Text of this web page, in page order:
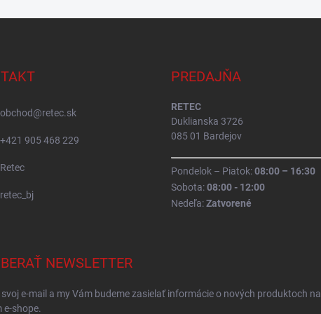
obchod@retec.sk
+421 905 468 229
Retec
retec_bj
PREDAJŇA
RETEC
Duklianska 3726
085 01 Bardejov
Pondelok – Piatok:08:00 – 16:30
Sobota:08:00 - 12:00
Nedeľa:Zatvorené
NEWSLETTER
e-mail a my Vám budeme zasielať informácie o nových produktoch na
e-shope.